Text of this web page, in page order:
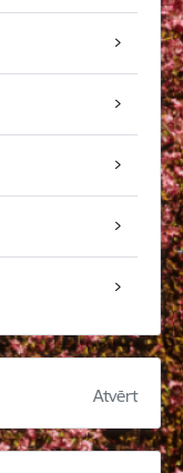
Atvērt